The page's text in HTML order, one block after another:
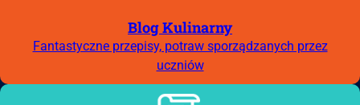
Blog Kulinarny
Fantastyczne przepisy, potraw sporządzanych przez
uczniów